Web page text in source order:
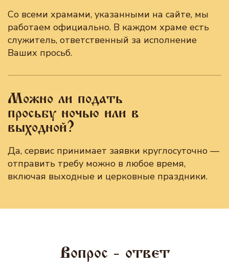
Со всеми храмами, указанными на сайте, мы
работаем официально. В каждом храме есть
служитель, ответственный за исполнение
Ваших просьб.
Можно ли подать
просьбу ночью или в
выходной?
Да, сервис принимает заявки круглосуточно —
отправить требу можно в любое время,
включая выходные и церковные праздники.
Вопрос - ответ